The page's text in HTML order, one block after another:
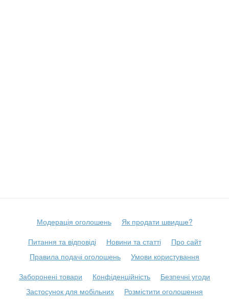
Модерація оголошень
Як продати швидше?
Питання та відповіді
Новини та статті
Про сайт
Правила подачі оголошень
Умови користування
Заборонені товари
Конфіденційність
Безпечні угоди
Застосунок для мобільних
Розмістити оголошення